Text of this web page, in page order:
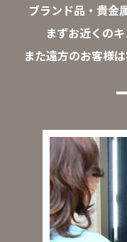
ブランド品・貴金
まずお近くの
また遠方のお客様